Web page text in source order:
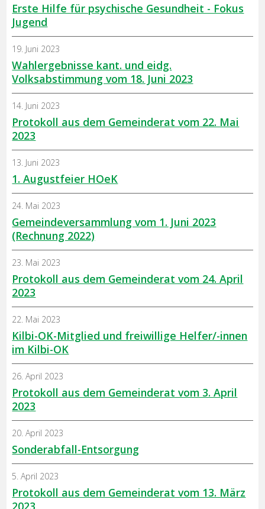
Erste Hilfe für psychische Gesundheit - Fokus
Jugend
Wahlergebnisse kant. und eidg.
Volksabstimmung vom 18. Juni 2023
19. Juni 2023
Protokoll aus dem Gemeinderat vom 22. Mai
2023
14. Juni 2023
1. Augustfeier HOeK
13. Juni 2023
Gemeindeversammlung vom 1. Juni 2023
(Rechnung 2022)
24. Mai 2023
Protokoll aus dem Gemeinderat vom 24. April
2023
23. Mai 2023
Kilbi-OK-Mitglied und freiwillige Helfer/-innen
im Kilbi-OK
22. Mai 2023
Protokoll aus dem Gemeinderat vom 3. April
2023
26. April 2023
Sonderabfall-Entsorgung
20. April 2023
Protokoll aus dem Gemeinderat vom 13. März
2023
5. April 2023